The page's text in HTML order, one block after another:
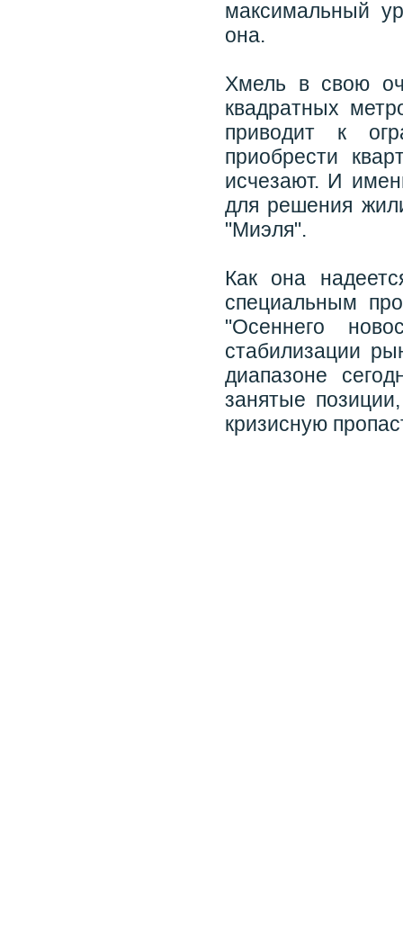
максимальный
она.
Хмель в свою
квадратных
приводит к
приобрести
исчезают. И
для решения
"Миэля".
Как она
специальным
"Осеннего
стабилизации
диапазоне
занятые
кризисную